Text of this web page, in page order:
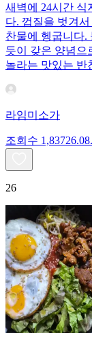
새벽에 24시간 식
다. 껍질을 벗겨
찬물에 헹굽니다.
듯이 갖은 양념으
놀라는 맛있는 반
라임미소가
조회수 1,837
26